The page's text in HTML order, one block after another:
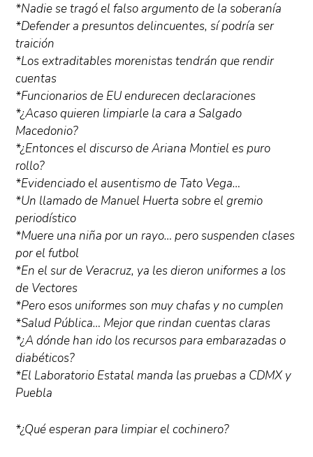
*Nadie se tragó el falso argumento de la soberanía
*Defender a presuntos delincuentes, sí podría ser
traición
*Los extraditables morenistas tendrán que rendir
cuentas
*Funcionarios de EU endurecen declaraciones
*¿Acaso quieren limpiarle la cara a Salgado
Macedonio?
*¿Entonces el discurso de Ariana Montiel es puro
rollo?
*Evidenciado el ausentismo de Tato Vega…
*Un llamado de Manuel Huerta sobre el gremio
periodístico
*Muere una niña por un rayo… pero suspenden clases
por el futbol
*En el sur de Veracruz, ya les dieron uniformes a los
de Vectores
*Pero esos uniformes son muy chafas y no cumplen
*Salud Pública… Mejor que rindan cuentas claras
*¿A dónde han ido los recursos para embarazadas o
diabéticos?
*El Laboratorio Estatal manda las pruebas a CDMX y
Puebla
*¿Qué esperan para limpiar el cochinero?